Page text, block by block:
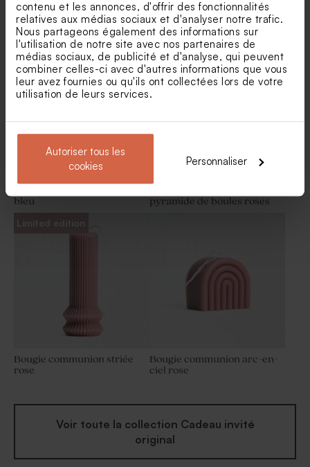
contenu et les annonces, d'offrir des fonctionnalités
relatives aux médias sociaux et d'analyser notre trafic.
Nous partageons également des informations sur
l'utilisation de notre site avec nos partenaires de
médias sociaux, de publicité et d'analyse, qui peuvent
combiner celles-ci avec d'autres informations que vous
leur avez fournies ou qu'ils ont collectées lors de votre
utilisation de leurs services.
Autoriser tous les
cookies
Personnaliser
Crayon en bois communion
et son ruban en velours rose
Tube à bulles communion
rose
bleu
pyramide de boules roses
Limited edition
Bougie communion striée
rose
Bougie communion arc-en-
ciel rose
Voir toute la collection Cadeau invité
original